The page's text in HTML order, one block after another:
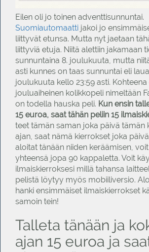
Eilen oli jo toinen adventtisunnuntai.
Suomiautomaatti jakoi jo
liittyvät etunsa. Mutta nyt jaetaan
liittyviä etuja. Niitä alettiin jakamaan
sunnuntaina 8. joulukuuta, mutta
asti kunnes on taas sunnuntai eli
joulukuuta kello 23:59 asti. Kohteena
jouluaiheinen kolikkopeli nimeltään
on todella hauska peli. Kun ensin
15 euroa, saat tähän peliin 15
teet tämän saman joka päivä tämän
ajan, saat nämä kierrokset joka
aloitat tänään niiden keräämisen,
yhteensä jopa 90 kappaletta. Voit
ilmaiskierroksesi millä tahansa
pelistä löytyy myös mobiiliversio.
hanki ensimmäiset ilmaiskierrokset
samoin tein!
Talleta tänään ja
ajan 15 euroa ja